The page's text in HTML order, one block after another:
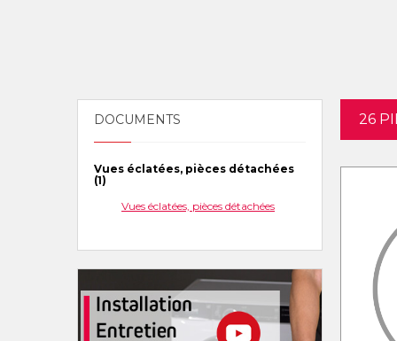
DOCUMENTS
Vues éclatées, pièces détachées
(1)
Vues éclatées, pièces détachées
26